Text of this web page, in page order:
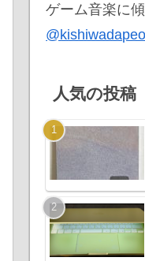
ゲーム音楽に
人気の投稿